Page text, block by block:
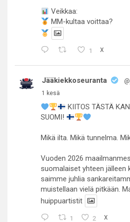
Veikkaa:
MM-kultaa voittaa?
1 X
Jääkiekkoseuranta
1 kesä
KIITOS TÄSTÄ
SUOMI!
Mikä ilta. Mikä tunnelma.
Vuoden 2026
suomalaiset yhteen jälleen
saimme juhlia
muistellaan vielä pitkään.
huippuartistit
1 2 X